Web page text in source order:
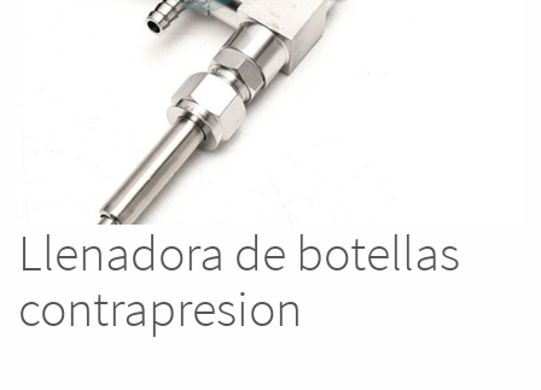
Llenadora de botellas
contrapresion